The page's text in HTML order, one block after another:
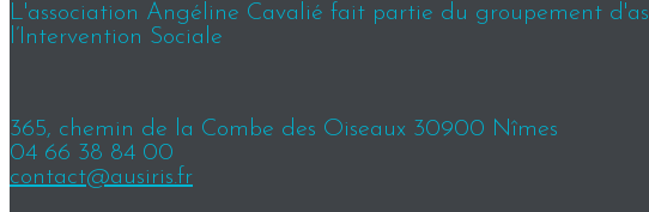
L'association Angéline Cavalié fait partie du groupement
l’Intervention Sociale
365, chemin de la Combe des Oiseaux 30900 Nîmes
04 66 38 84 00
contact@ausiris.fr